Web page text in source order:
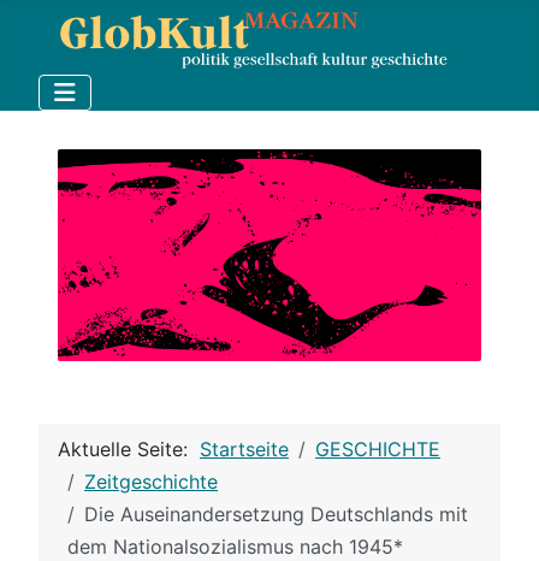
Aktuelle Seite: Startseite
GESCHICHTE
Zeitgeschichte
Die Auseinandersetzung Deutschlands mit
dem Nationalsozialismus nach 1945*